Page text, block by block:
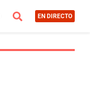
EN DIRECTO